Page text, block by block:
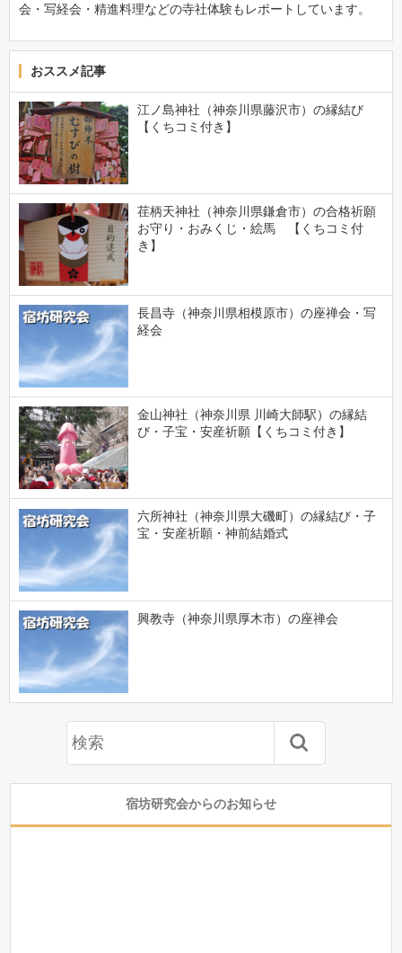
会・写経会・精進料理などの寺社体験もレポートしています。
おススメ記事
江ノ島神社（神奈川県藤沢市）の縁結び
【くちコミ付き】
荏柄天神社（神奈川県鎌倉市）の合格祈願
お守り・おみくじ・絵馬 【くちコミ付
き】
長昌寺（神奈川県相模原市）の座禅会・写
経会
金山神社（神奈川県 川崎大師駅）の縁結
び・子宝・安産祈願【くちコミ付き】
六所神社（神奈川県大磯町）の縁結び・子
宝・安産祈願・神前結婚式
興教寺（神奈川県厚木市）の座禅会
宿坊研究会からのお知らせ